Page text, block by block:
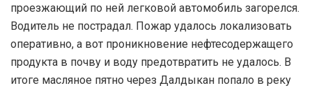
проезжающий по ней легковой автомобиль загорелся.
Водитель не пострадал. Пожар удалось локализовать
оперативно, а вот проникновение нефтесодержащего
продукта в почву и воду предотвратить не удалось. В
итоге масляное пятно через Далдыкан попало в реку